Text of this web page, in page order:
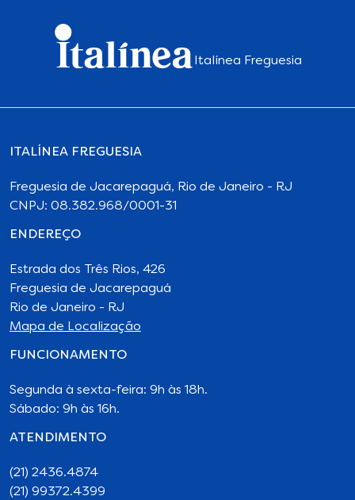
Italínea Freguesia
ITALÍNEA FREGUESIA
Freguesia de Jacarepaguá, Rio de Janeiro - RJ
CNPJ: 08.382.968/0001-31
ENDEREÇO
Estrada dos Três Rios, 426
Freguesia de Jacarepaguá
Rio de Janeiro - RJ
Mapa de Localização
FUNCIONAMENTO
Segunda à sexta-feira: 9h às 18h.
Sábado: 9h às 16h.
ATENDIMENTO
(21) 2436.4874
(21) 99372.4399